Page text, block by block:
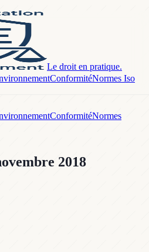
Le droit en pratique.
ConformitéNormes Iso
ConformitéNormes
2018